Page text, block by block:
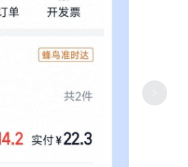
2026海淘转运盘点！润东成了救命稻草~
18天前